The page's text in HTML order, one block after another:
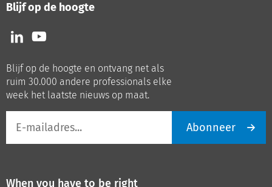
Blijf op de hoogte
Volg
ons
LinkedIn
Volg
ons
Youtube
Blijf op de hoogte en ontvang net als
ruim 30.000 andere professionals elke
week het laatste nieuws op maat.
mailadres
Abonneer
When you have to be right